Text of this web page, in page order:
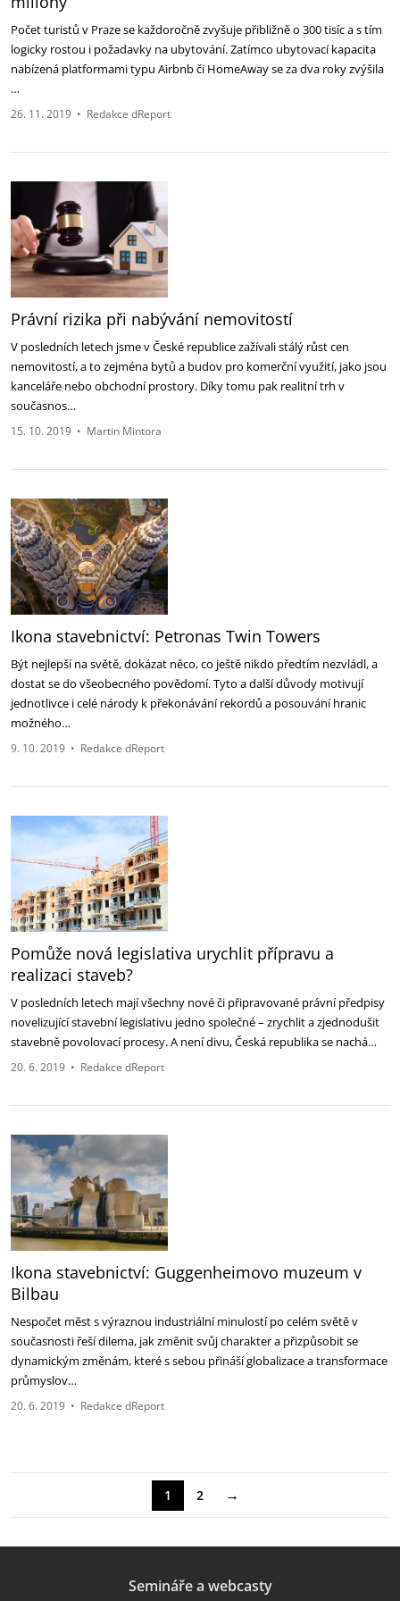
Počet turistů v Praze se každoročně zvyšuje přibližně o 300 tisíc a s tím
logicky rostou i požadavky na ubytování. Zatímco ubytovací kapacita
nabízená platformami typu Airbnb či HomeAway se za dva roky zvýšila
…
26. 11. 2019 • Redakce dReport
Právní rizika při nabývání nemovitostí
V posledních letech jsme v České republice zažívali stálý růst cen
nemovitostí, a to zejména bytů a budov pro komerční využití, jako jsou
kanceláře nebo obchodní prostory. Díky tomu pak realitní trh v
současnos…
15. 10. 2019 • Martin Mintora
Ikona stavebnictví: Petronas Twin Towers
Být nejlepší na světě, dokázat něco, co ještě nikdo předtím nezvládl, a
dostat se do všeobecného povědomí. Tyto a další důvody motivují
jednotlivce i celé národy k překonávání rekordů a posouvání hranic
možného…
9. 10. 2019 • Redakce dReport
Pomůže nová legislativa urychlit přípravu a
realizaci staveb?
V posledních letech mají všechny nové či připravované právní předpisy
novelizující stavební legislativu jedno společné – zrychlit a zjednodušit
stavebně povolovací procesy. A není divu, Česká republika se nachá…
20. 6. 2019 • Redakce dReport
Ikona stavebnictví: Guggenheimovo muzeum v
Bilbau
Nespočet měst s výraznou industriální minulostí po celém světě v
současnosti řeší dilema, jak změnit svůj charakter a přizpůsobit se
dynamickým změnám, které s sebou přináší globalizace a transformace
průmyslov…
20. 6. 2019 • Redakce dReport
1 2 →
Semináře a webcasty